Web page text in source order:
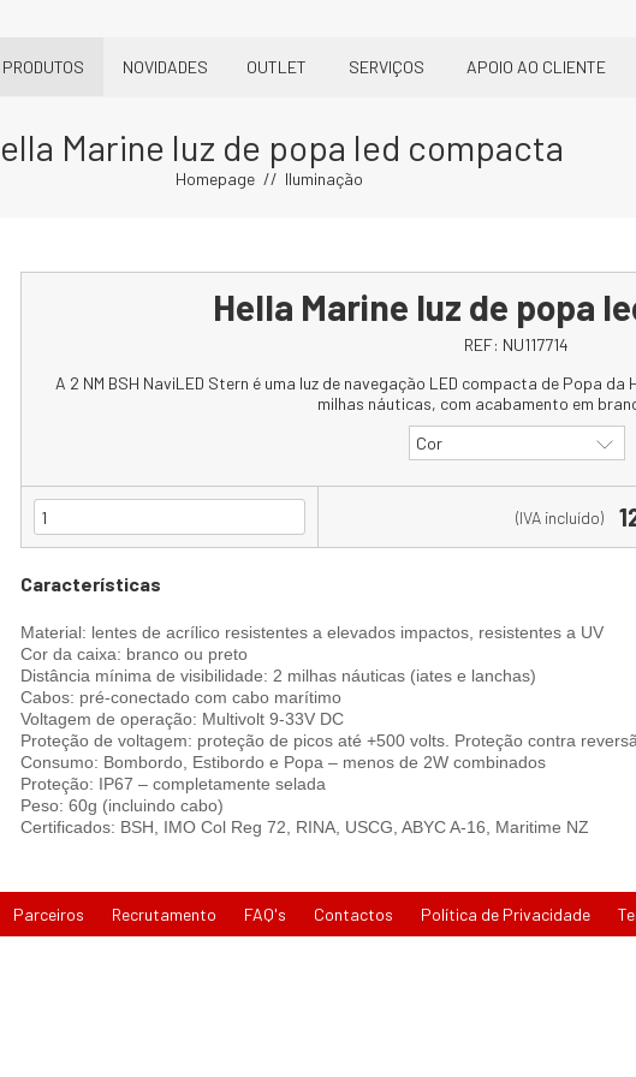
PRODUTOS NOVIDADES OUTLET SERVIÇOS APOIO AO CLIENTE
Marine luz de popa led compacta
Homepage Iluminação
Hella Marine luz de popa
REF: NU117714
A 2 NM BSH NaviLED Stern é uma luz de navegação LED compacta de Popa
milhas náuticas, com acabamento em
Cor
(IVA incluído)
Características
Material: lentes de acrílico resistentes a elevados impactos, resistentes a UV
Cor da caixa: branco ou preto
Distância mínima de visibilidade: 2 milhas náuticas (iates e lanchas)
Cabos: pré-conectado com cabo marítimo
Voltagem de operação: Multivolt 9-33V DC
Proteção de voltagem: proteção de picos até +500 volts. Proteção contra
Consumo: Bombordo, Estibordo e Popa – menos de 2W combinados
Proteção: IP67 – completamente selada
Peso: 60g (incluindo cabo)
Certificados: BSH, IMO Col Reg 72, RINA, USCG, ABYC A-16, Maritime NZ
Parceiros Recrutamento FAQ's Contactos Política de Privacidade